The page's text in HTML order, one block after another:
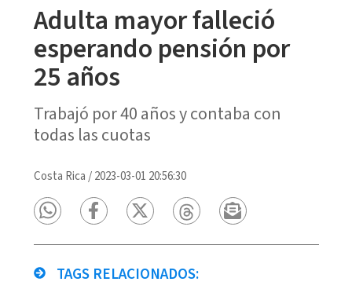
Adulta mayor falleció
esperando pensión por
25 años
Trabajó por 40 años y contaba con
todas las cuotas
Costa Rica /2023-03-01 20:56:30
TAGS RELACIONADOS: